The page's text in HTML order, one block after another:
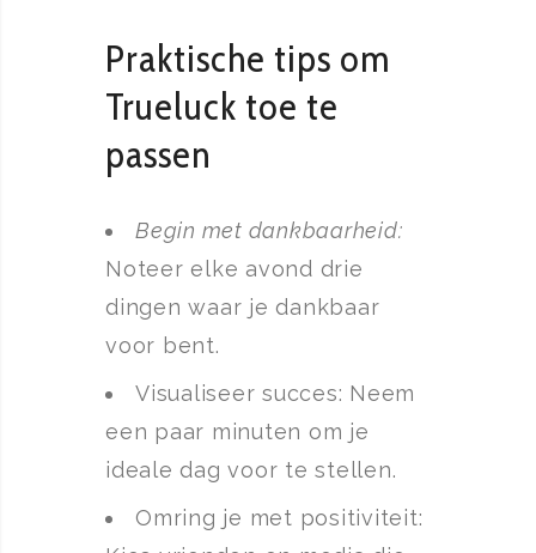
Praktische tips om
Trueluck toe te
passen
Begin met dankbaarheid:
Noteer elke avond drie
dingen waar je dankbaar
voor bent.
Visualiseer succes: Neem
een paar minuten om je
ideale dag voor te stellen.
Omring je met positiviteit: